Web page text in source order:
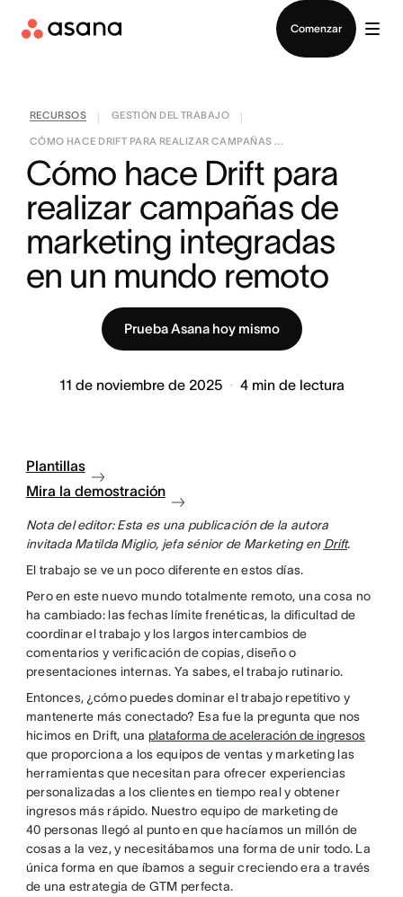
Comenzar
RECURSOS GESTIÓN DEL TRABAJO
CÓMO HACE DRIFT PARA REALIZAR CAMPAÑAS ...
Cómo hace Drift para
realizar campañas de
marketing integradas
en un mundo remoto
Prueba Asana hoy mismo
11 de noviembre de 2025 4 min de lectura
Plantillas
Mira la demostración
Nota del editor: Esta es una publicación de la autora
invitada Matilda Miglio, jefa sénior de Marketing en Drift.
El trabajo se ve un poco diferente en estos días.
Pero en este nuevo mundo totalmente remoto, una cosa no
ha cambiado: las fechas límite frenéticas, la dificultad de
coordinar el trabajo y los largos intercambios de
comentarios y verificación de copias, diseño o
presentaciones internas. Ya sabes, el trabajo rutinario.
Entonces, ¿cómo puedes dominar el trabajo repetitivo y
mantenerte más conectado? Esa fue la pregunta que nos
hicimos en Drift, una plataforma de aceleración de ingresos
que proporciona a los equipos de ventas y marketing las
herramientas que necesitan para ofrecer experiencias
personalizadas a los clientes en tiempo real y obtener
ingresos más rápido. Nuestro equipo de marketing de
40 personas llegó al punto en que hacíamos un millón de
cosas a la vez, y necesitábamos una forma de unir todo. La
única forma en que íbamos a seguir creciendo era a través
de una estrategia de GTM perfecta.